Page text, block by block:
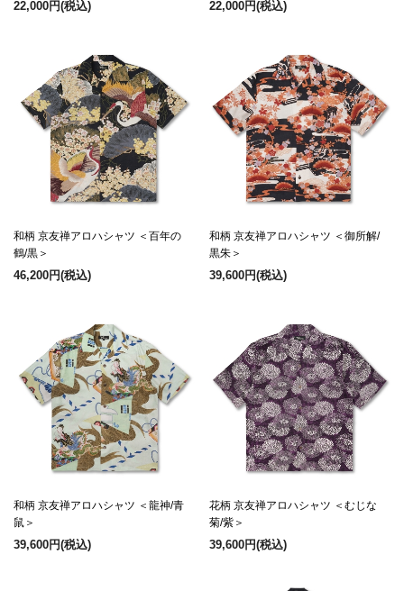
22,000円(税込)
22,000円(税込)
和柄 京友禅アロハシャツ ＜百年の
鶴/黒＞
46,200円(税込)
和柄 京友禅アロハシャツ ＜御所解/
黒朱＞
39,600円(税込)
和柄 京友禅アロハシャツ ＜龍神/青
鼠＞
39,600円(税込)
花柄 京友禅アロハシャツ ＜むじな
菊/紫＞
39,600円(税込)